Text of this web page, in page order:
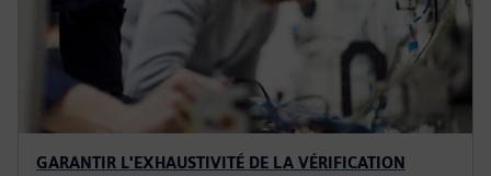
GARANTIR L'EXHAUSTIVITÉ DE LA VÉRIFICATION